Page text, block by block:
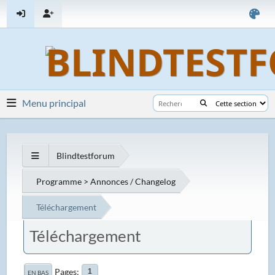
Menu principal
Blindtestforum
Programme > Annonces / Changelog
Téléchargement
Téléchargement
EN BAS Pages 1